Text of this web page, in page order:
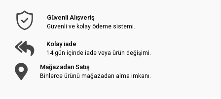
Güvenli Alışveriş
Güvenli ve kolay ödeme sistemi.
Kolay iade
14 gün içinde iade veya ürün değişimi.
Mağazadan Satış
Binlerce ürünü mağazadan alma imkanı.